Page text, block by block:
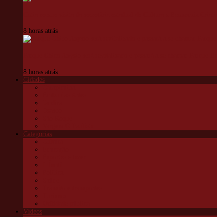
8 horas atrás
8 horas atrás
Cidades
Categorias
Vídeos